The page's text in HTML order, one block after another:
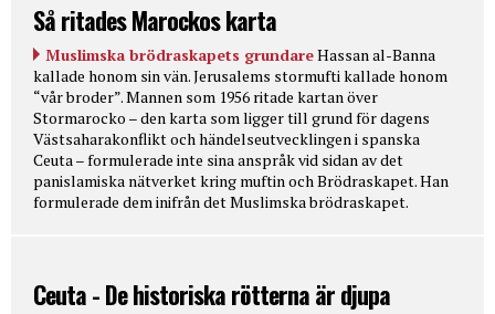
Så ritades Marockos karta
Muslimska brödraskapets grundareHassan al-Banna
kallade honom sin vän. Jerusalems stormufti kallade honom
“vår broder”. Mannen som 1956 ritade kartan över
Stormarocko – den karta som ligger till grund för dagens
Västsaharakonflikt och händelseutvecklingen i spanska
Ceuta – formulerade inte sina anspråk vid sidan av det
panislamiska nätverket kring muftin och Brödraskapet. Han
formulerade dem inifrån det Muslimska brödraskapet.
Ceuta - De historiska rötterna är djupa